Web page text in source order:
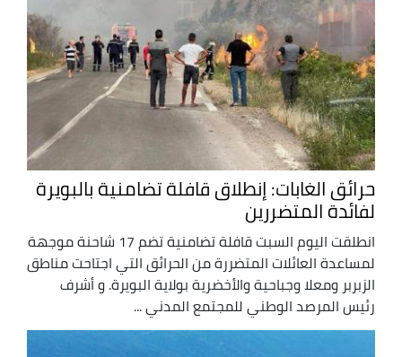
حرائق الغابات: إنطلاق قافلة تضامنية بالبويرة
لفائدة المتضررين
انطلقت اليوم السبت قافلة تضامنية تضم 17 شاحنة موجهة
لمساعدة العائلات المتضررة من الحرائق التي اجتاحت مناطق
الزبربر ومعلا وجباحية والأخضرية بولاية البويرة. و أشرف
رئيس المرصد الوطني للمجتمع المدني ...